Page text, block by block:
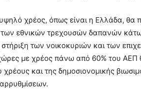
χρέος, όπως είναι η Ελλάδα, θα
των εθνικών τρεχουσών δαπανών
των νοικοκυριών και των
χώρες με χρέος πάνω από 60% του ΑΕΠ
και της δημοσιονομικής